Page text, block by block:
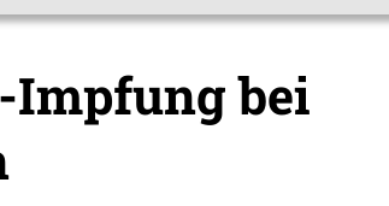
Impfung bei